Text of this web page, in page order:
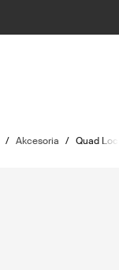
/ Akcesoria / Quad